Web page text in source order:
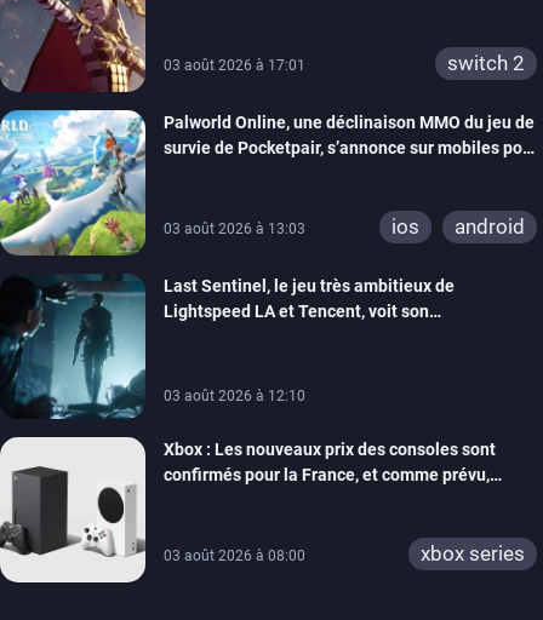
03 août 2026 à 17:01 switch 2
Palworld Online, une déclinaison MMO du jeu de
survie de Pocketpair, s’annonce sur mobiles pour
03 août 2026 à 13:03 ios android
Last Sentinel, le jeu très ambitieux de
Lightspeed LA et Tencent, voit son
03 août 2026 à 12:10
Xbox : Les nouveaux prix des consoles sont
confirmés pour la France, et comme prévu,
03 août 2026 à 08:00 xbox series